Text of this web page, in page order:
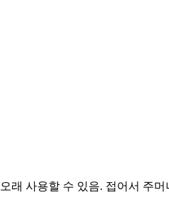
래 사용할 수 있음. 접어서 주